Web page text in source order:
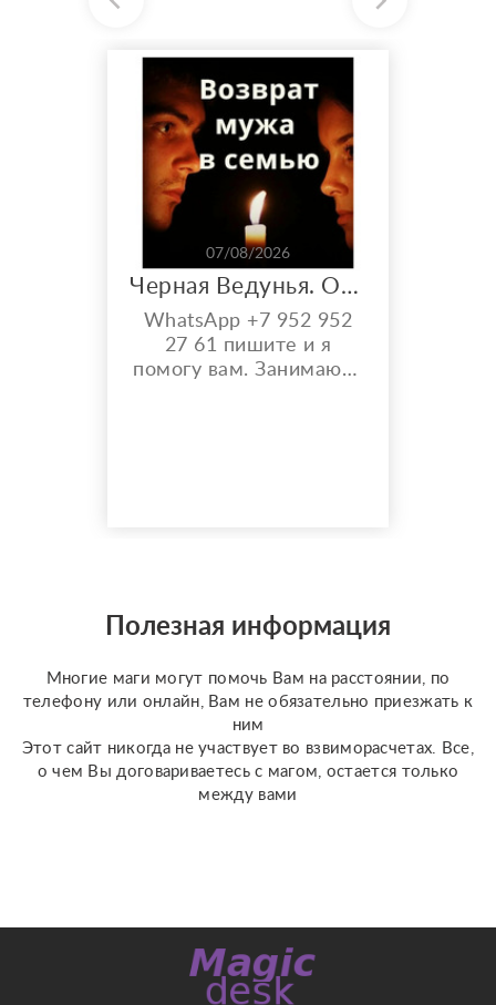
07/08/2026
Черная Ведунья. Опыт 35 лет. Сильнейшие обряды
WhatsApp +7 952 952
27 61 пишите и я
помогу вам. Занимаюсь
разных колодах Таро и
Ленорман, рунах.
Полезная информация
Многие маги могут помочь Вам на расстоянии, по
телефону или онлайн, Вам не обязательно приезжать к
ним
Этот сайт никогда не участвует во взвиморасчетах. Все,
о чем Вы договариваетесь с магом, остается только
между вами